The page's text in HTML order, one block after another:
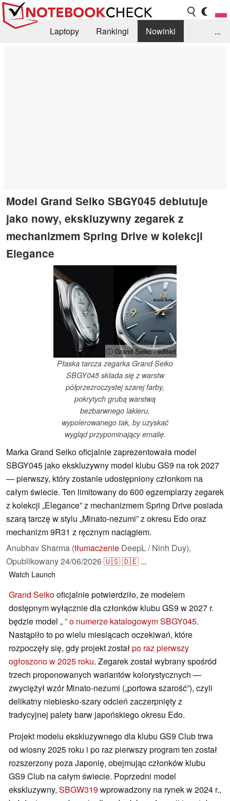
Laptopy Rankingi
Nowinki
...
Model Grand Seiko SBGY045 debiutuje
jako nowy, ekskluzywny zegarek z
mechanizmem Spring Drive w kolekcji
Elegance
ⓘ Grand Seiko - edited
Płaska tarcza zegarka Grand Seiko
SBGY045 składa się z warstw
półprzezroczystej szarej farby,
pokrytych grubą warstwą
bezbarwnego lakieru,
wypolerowanego tak, by uzyskać
wygląd przypominający emalię.
Marka Grand Seiko oficjalnie zaprezentowała model
SBGY045 jako ekskluzywny model klubu GS9 na rok 2027
— pierwszy, który zostanie udostępniony członkom na
całym świecie. Ten limitowany do 600 egzemplarzy zegarek
z kolekcji „Elegance” z mechanizmem Spring Drive posiada
szarą tarczę w stylu „Minato-nezumi” z okresu Edo oraz
mechanizm 9R31 z ręcznym naciągiem.
Anubhav Sharma (tłumaczenie DeepL / Ninh Duy),
Opublikowany24/06/2026🇺🇸🇩🇪 ...
Watch Launch
Grand Seikooficjalnie potwierdziło, że modelem
dostępnym wyłącznie dla członków klubu GS9 w 2027 r.
będzie model „” o numerze katalogowym SBGY045.
Nastąpiło to po wielu miesiącach oczekiwań, które
rozpoczęły się, gdy projekt zostałpo raz pierwszy
ogłoszono w 2025 roku. Zegarek został wybrany spośród
trzech proponowanych wariantów kolorystycznych —
zwyciężył wzór Minato-nezumi („portowa szarość”), czyli
delikatny niebiesko-szary odcień zaczerpnięty z
tradycyjnej palety barw japońskiego okresu Edo.
Projekt modelu ekskluzywnego dla klubu GS9 Club trwa
od wiosny 2025 roku i po raz pierwszy program ten został
rozszerzony poza Japonię, obejmując członków klubu
GS9 Club na całym świecie. Poprzedni model
ekskluzywny, SBGW319wprowadzony na rynek w 2024 r.,